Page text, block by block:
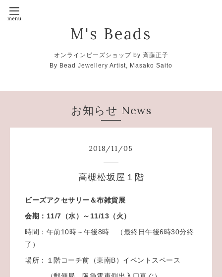
M's Beads
オンラインビーズショップ by 斉藤正子
By Bead Jewellery Artist, Masako Saito
お知らせ News
2018/11/05
高槻松坂屋１階
ビーズアクセサリー＆布雑貨展
会期：11/7（水）～11/13（火）
時間：午前10時～午後8時 （最終日午後6時30分終
了）
場所：１階コーチ前（東南B）イベントスペース